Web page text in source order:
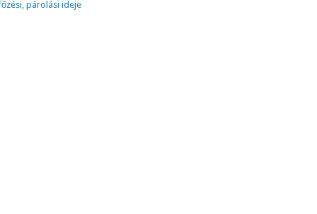
párolási ideje